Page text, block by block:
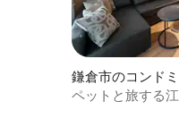
鎌倉市のコンド
ペットと旅する